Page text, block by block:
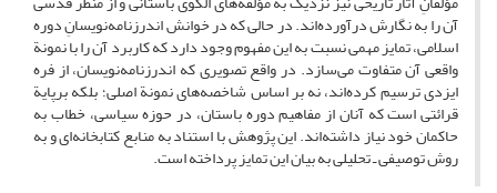
آن را به نگارش درآورده‌اند. در حالی که در خوانش اندرزنامه‌نویسانِ دوره
اسلامی، تمایز مهمی نسبت به این مفهوم وجود دارد که کاربرد آن را با نمونة
واقعی آن متفاوت می‌سازد. در واقع تصویری که اندرزنامه‌نویسان، از فره
ایزدی ترسیم کرده‌اند، نه بر اساس شاخصه‌های نمونة اصلی؛ بلکه برپایة
قرائتی است که آنان از مفاهیم دوره باستان، در حوزه سیاسی، خطاب به
حاکمان خود نیاز داشته‌اند. این پژوهش با استناد به منابع کتابخانه‌ای و به
روش توصیفی ـ تحلیلی به بیان این تمایز پرداخته است.